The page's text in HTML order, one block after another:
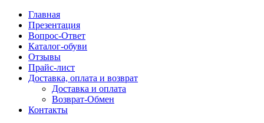
Главная
Презентация
Вопрос-Ответ
Каталог-обуви
Отзывы
Прайс-лист
Доставка, оплата и возврат
Доставка и оплата
Возврат-Обмен
Контакты